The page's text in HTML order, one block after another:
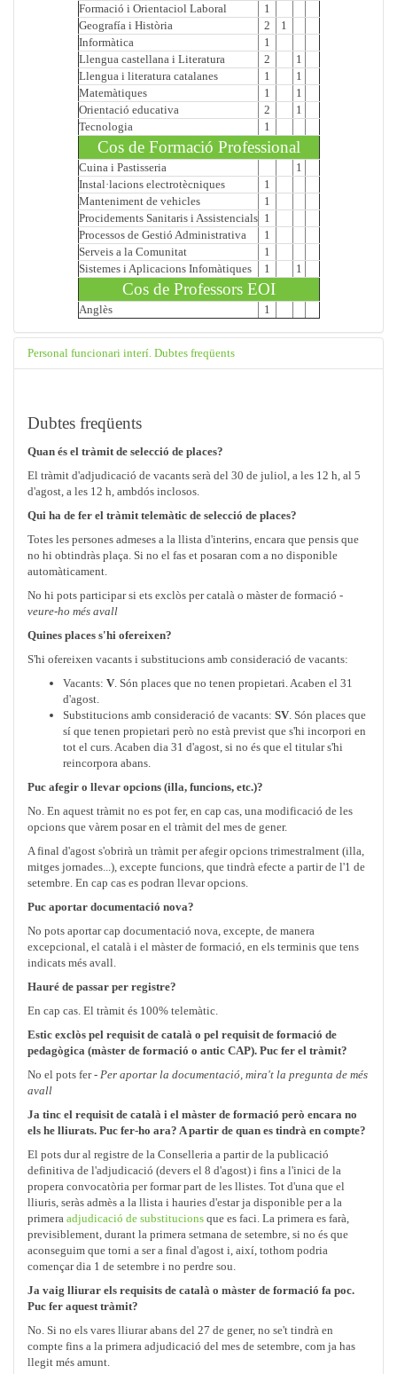
Formació i Orientaciol Laboral
1
Geografía i Història
2
1
Informàtica
1
Llengua castellana i Literatura
2
1
Llengua i literatura catalanes
1
1
Matemàtiques
1
1
Orientació educativa
2
1
Tecnologia
1
Cos de Formació Professional
Cuina i Pastisseria
1
Instal·lacions electrotècniques
1
Manteniment de vehicles
1
Procidements Sanitaris i Assistencials 1
Processos de Gestió Administrativa
1
Serveis a la Comunitat
1
Sistemes i Aplicacions Infomàtiques
1 1
Cos de Professors EOI
Anglès 1
Personal funcionari interí. Dubtes freqüents
Dubtes freqüents
Quan és el tràmit de selecció de places?
El tràmit d'adjudicació de vacants serà del 30 de juliol, a les 12 h, al 5
d'agost, a les 12 h, ambdós inclosos.
Qui ha de fer el tràmit telemàtic de selecció de places?
Totes les persones admeses a la llista d'interins, encara que pensis que
no hi obtindràs plaça. Si no el fas et posaran com a no disponible
automàticament.
No hi pots participar si ets exclòs per català o màster de formació -
veure-ho més avall
Quines places s'hi ofereixen?
S'hi ofereixen vacants i substitucions amb consideració de vacants:
Vacants: V. Són places que no tenen propietari. Acaben el 31
d'agost.
Substitucions amb consideració de vacants: SV. Són places que
sí que tenen propietari però no està previst que s'hi incorpori en
tot el curs. Acaben dia 31 d'agost, si no és que el titular s'hi
reincorpora abans.
Puc afegir o llevar opcions (illa, funcions, etc.)?
No. En aquest tràmit no es pot fer, en cap cas, una modificació de les
opcions que vàrem posar en el tràmit del mes de gener.
A final d'agost s'obrirà un tràmit per afegir opcions trimestralment (illa,
mitges jornades...), excepte funcions, que tindrà efecte a partir de l'1 de
setembre. En cap cas es podran llevar opcions.
Puc aportar documentació nova?
No pots aportar cap documentació nova, excepte, de manera
excepcional, el català i el màster de formació, en els terminis que tens
indicats més avall.
Hauré de passar per registre?
En cap cas. El tràmit és 100% telemàtic.
Estic exclòs pel requisit de català o pel requisit de formació de
pedagògica (màster de formació o antic CAP). Puc fer el tràmit?
No el pots fer - Per aportar la documentació, mira't la pregunta de més
avall
Ja tinc el requisit de català i el màster de formació però encara no
els he lliurats. Puc fer-ho ara? A partir de quan es tindrà en compte?
El pots dur al registre de la Conselleria a partir de la publicació
definitiva de l'adjudicació (devers el 8 d'agost) i fins a l'inici de la
propera convocatòria per formar part de les llistes. Tot d'una que el
lliuris, seràs admès a la llista i hauries d'estar ja disponible per a la
primera adjudicació de substitucions que es faci. La primera es farà,
previsiblement, durant la primera setmana de setembre, si no és que
aconseguim que torni a ser a final d'agost i, així, tothom podria
començar dia 1 de setembre i no perdre sou.
Ja vaig lliurar els requisits de català o màster de formació fa poc.
Puc fer aquest tràmit?
No. Si no els vares lliurar abans del 27 de gener, no se't tindrà en
compte fins a la primera adjudicació del mes de setembre, com ja has
llegit més amunt.